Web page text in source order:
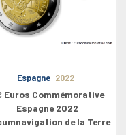
Espagne 2022
Euros Commémorative
Espagne 2022
de la Terre